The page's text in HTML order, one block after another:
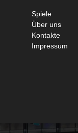
Spiele
Über uns
Kontakte
Impressum